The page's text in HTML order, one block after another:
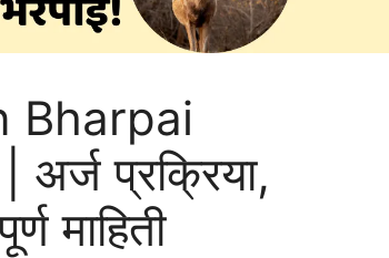
Bharpai
प्रक्रिया,
माहिती